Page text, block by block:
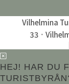
Vilhelmina
33 ·
HEJ! HAR DU